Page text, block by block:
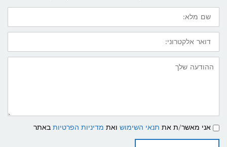
שם
מלא:
דואר
אלקטרוני:
ההודעה
שלך
תנאי
שימוש
ומדיניות
אני מאשר/ת את תנאי השימוש ואת מדיניות הפרטיות באתר